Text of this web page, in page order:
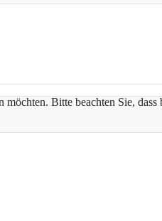
möchten. Bitte beachten Sie,